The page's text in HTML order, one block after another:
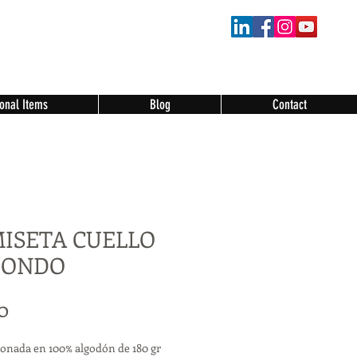
Items Blog Contact
CUELLO
en 100% algodón de 180 gr